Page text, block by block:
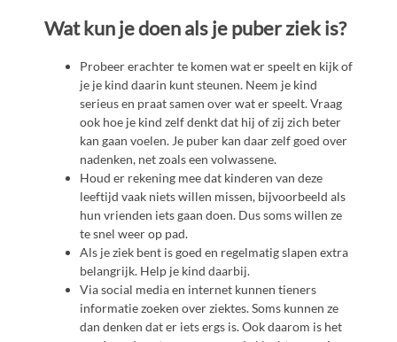
Wat kun je doen als je puber ziek is?
Probeer erachter te komen wat er speelt en kijk of
je je kind daarin kunt steunen. Neem je kind
serieus en praat samen over wat er speelt. Vraag
ook hoe je kind zelf denkt dat hij of zij zich beter
kan gaan voelen. Je puber kan daar zelf goed over
nadenken, net zoals een volwassene.
Houd er rekening mee dat kinderen van deze
leeftijd vaak niets willen missen, bijvoorbeeld als
hun vrienden iets gaan doen. Dus soms willen ze
te snel weer op pad.
Als je ziek bent is goed en regelmatig slapen extra
belangrijk. Help je kind daarbij.
Via social media en internet kunnen tieners
informatie zoeken over ziektes. Soms kunnen ze
dan denken dat er iets ergs is. Ook daarom is het